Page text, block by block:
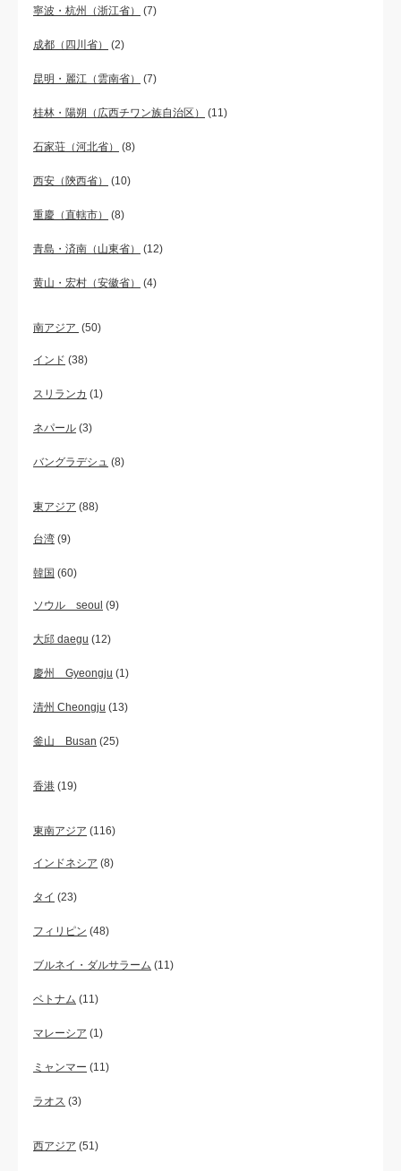
寧波・杭州（浙江省） (7)
成都（四川省） (2)
昆明・麗江（雲南省） (7)
桂林・陽朔（広西チワン族自治区） (11)
石家荘（河北省） (8)
西安（陝西省） (10)
重慶（直轄市） (8)
青島・済南（山東省） (12)
黄山・宏村（安徽省） (4)
南アジア (50)
インド (38)
スリランカ (1)
ネパール (3)
バングラデシュ (8)
東アジア (88)
台湾 (9)
韓国 (60)
ソウル seoul (9)
大邱 daegu (12)
慶州 Gyeongju (1)
清州 Cheongju (13)
釜山 Busan (25)
香港 (19)
東南アジア (116)
インドネシア (8)
タイ (23)
フィリピン (48)
ブルネイ・ダルサラーム (11)
ベトナム (11)
マレーシア (1)
ミャンマー (11)
ラオス (3)
西アジア (51)